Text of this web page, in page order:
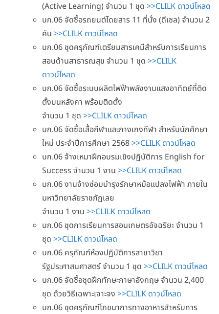
(Active Learning) จำนวน 1 ชุด >>CLILK ดาวน์โหลด
บก.06 จัดซื้อรถยนต์โดยสาร 11 ที่นั่ง (ดีเซล) จำนวน 2
คัน >>CLILK ดาวน์โหลด
บก.06 ชุดครุภัณฑ์เตรียมสารเคมีสำหรับการเรียนการ
สอนด้านสาธารณสุข จำนวน 1 ชุด >>CLILK
ดาวน์โหลด
บก.06 จัดซื้อระบบผลิตไฟฟ้าพลังงานแสงอาทิตย์ที่ติด
ตั้งบนหลังคา พร้อมติดตั้ง
จำนวน 1 ชุด >>CLILK ดาวน์โหลด
บก.06 จัดซื้อเสื้อกีฬาและกางเกงกีฬา สำหรับนักศึกษา
ใหม่ ประจำปีการศึกษา 2568>>CLILK ดาวน์โหลด
บก.06 จ้างเหมาฝึกอบรมเชิงปฏิบัติการ English for
Success จำนวน 1 งาน >>CLILK ดาวน์โหลด
บก.06 งานจ้างซ่อมบำรุงรักษาหม้อแปลงไฟฟ้า ภายใน
มหาวิทยาลัยราชภัฏเลย
จำนวน 1 งาน >>CLILK ดาวน์โหลด
บก.06 ชุดการเรียนการสอนเกษตรอัจฉริยะ จำนวน 1
ชุด >>CLILK ดาวน์โหลด
บก.06 ครุภัณฑ์ห้องปฏิบัติการสาขาวิชา
รัฐประศาสนศาสตร์ จำนวน 1 ชุด >>CLILK ดาวน์โหลด
บก.06 จัดซื้อชุดฝึกทักษะภาษาอังกฤษ จำนวน 2,400
ชุด ด้วยวิธีเฉพาะเจาะจง >>CLILK ดาวน์โหลด
บก.06 ชุดครุภัณฑ์โภชนาการทางอาหารสำหรับการ